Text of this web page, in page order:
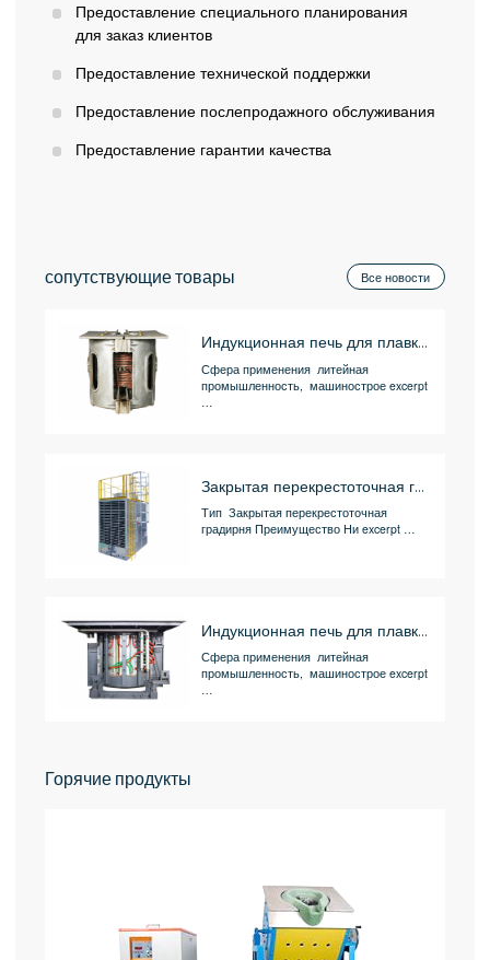
Предоставление специального планирования
для заказ клиентов
Предоставление технической поддержки
Предоставление послепродажного обслуживания
Предоставление гарантии качества
сопутствующие товары Все новости
Индукционная печь для плавки алюминия
Сфера применения литейная
промышленность, машинострое excerpt
Закрытая перекрестоточная градирня (Станция охлаждения)
Тип Закрытая перекрестоточная
градирня Преимущество Ни excerpt …
Индукционная печь для плавки стали 100кг.-40т.
Сфера применения литейная
промышленность, машинострое excerpt
Горячие продукты